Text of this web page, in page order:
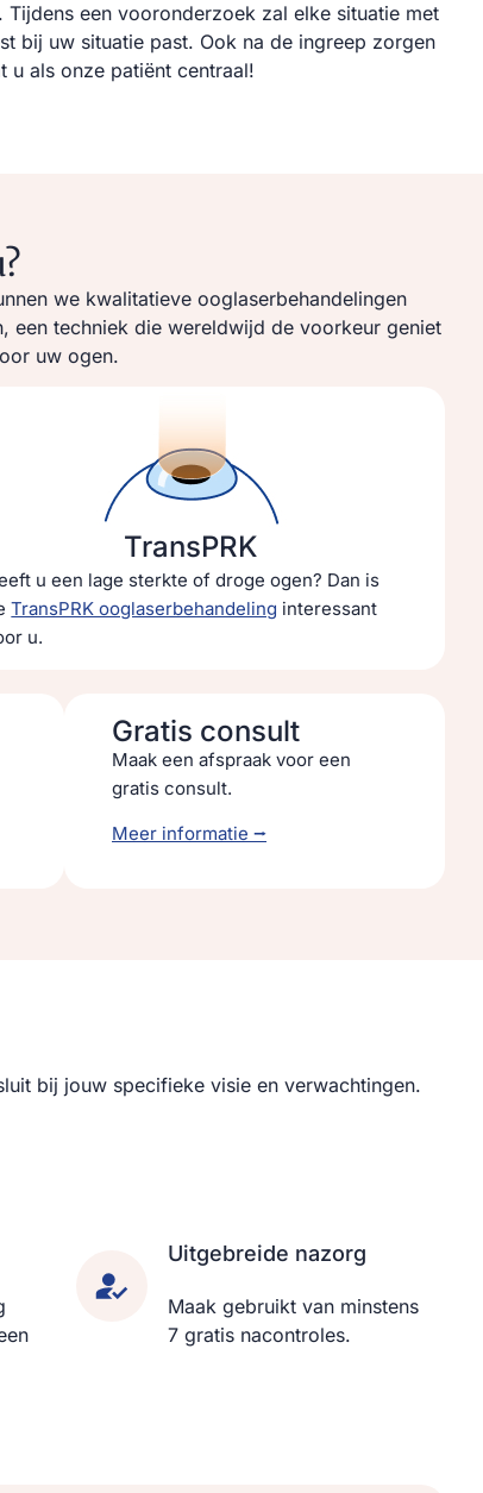
een vooronderzoek zal elke situatie met
bij uw situatie past. Ook na de ingreep zorgen
u als onze patiënt centraal!
we kwalitatieve ooglaserbehandelingen
een techniek die wereldwijd de voorkeur geniet
uw ogen.
TransPRK
u een lage sterkte of droge ogen? Dan is
TransPRK ooglaserbehandeling interessant
u.
Gratis consult
Maak een afspraak voor een
gratis consult.
Meer informatie ⭢
bij jouw specifieke visie en verwachtingen.
Uitgebreide nazorg
Maak gebruikt van minstens
7 gratis nacontroles.